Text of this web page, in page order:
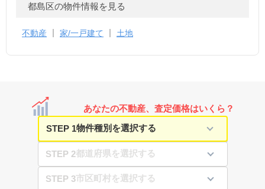
都島区の物件情報を見る
不動産 家/一戸建て 土地
あなたの不動産、査定価格はいくら？
STEP 1
STEP 2
STEP 3